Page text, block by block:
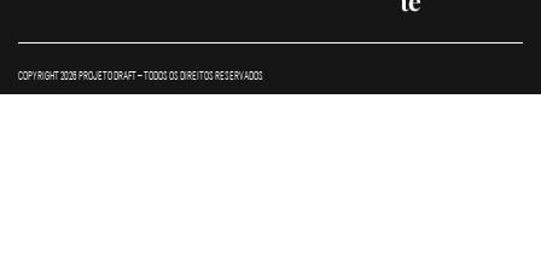
COPYRIGHT 2026 PROJETO DRAFT – TODOS OS DIREITOS RESERVADOS